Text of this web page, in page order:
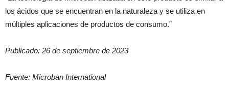
los ácidos que se encuentran en la naturaleza y se utiliza en
múltiples aplicaciones de productos de consumo.”
Publicado: 26 de septiembre de 2023
Fuente: Microban International